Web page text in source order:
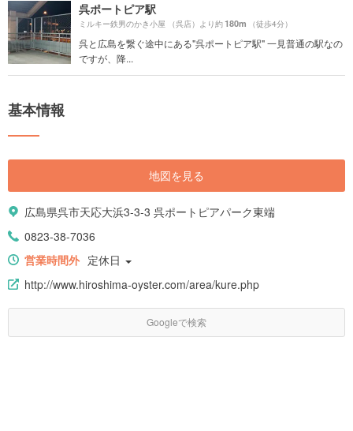
呉ポートピア駅
ミルキー鉄男のかき小屋 （呉店）より約180m （徒歩4分）
呉と広島を繋ぐ途中にある"呉ポートピア駅" 一見普通の駅なの
ですが、降...
基本情報
地図を見る
広島県呉市天応大浜3-3-3 呉ポートピアパーク東端
0823-38-7036
営業時間外 定休日
http://www.hiroshima-oyster.com/area/kure.php
Googleで検索